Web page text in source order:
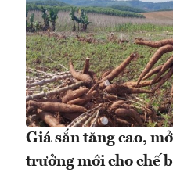
Giá sắn tăng cao,
trưởng mới cho chế